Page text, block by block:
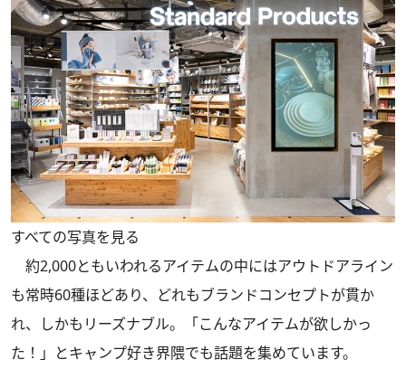
すべての写真を見る
約2,000ともいわれるアイテムの中にはアウトドアライン
も常時60種ほどあり、どれもブランドコンセプトが貫か
れ、しかもリーズナブル。「こんなアイテムが欲しかっ
た！」とキャンプ好き界隈でも話題を集めています。